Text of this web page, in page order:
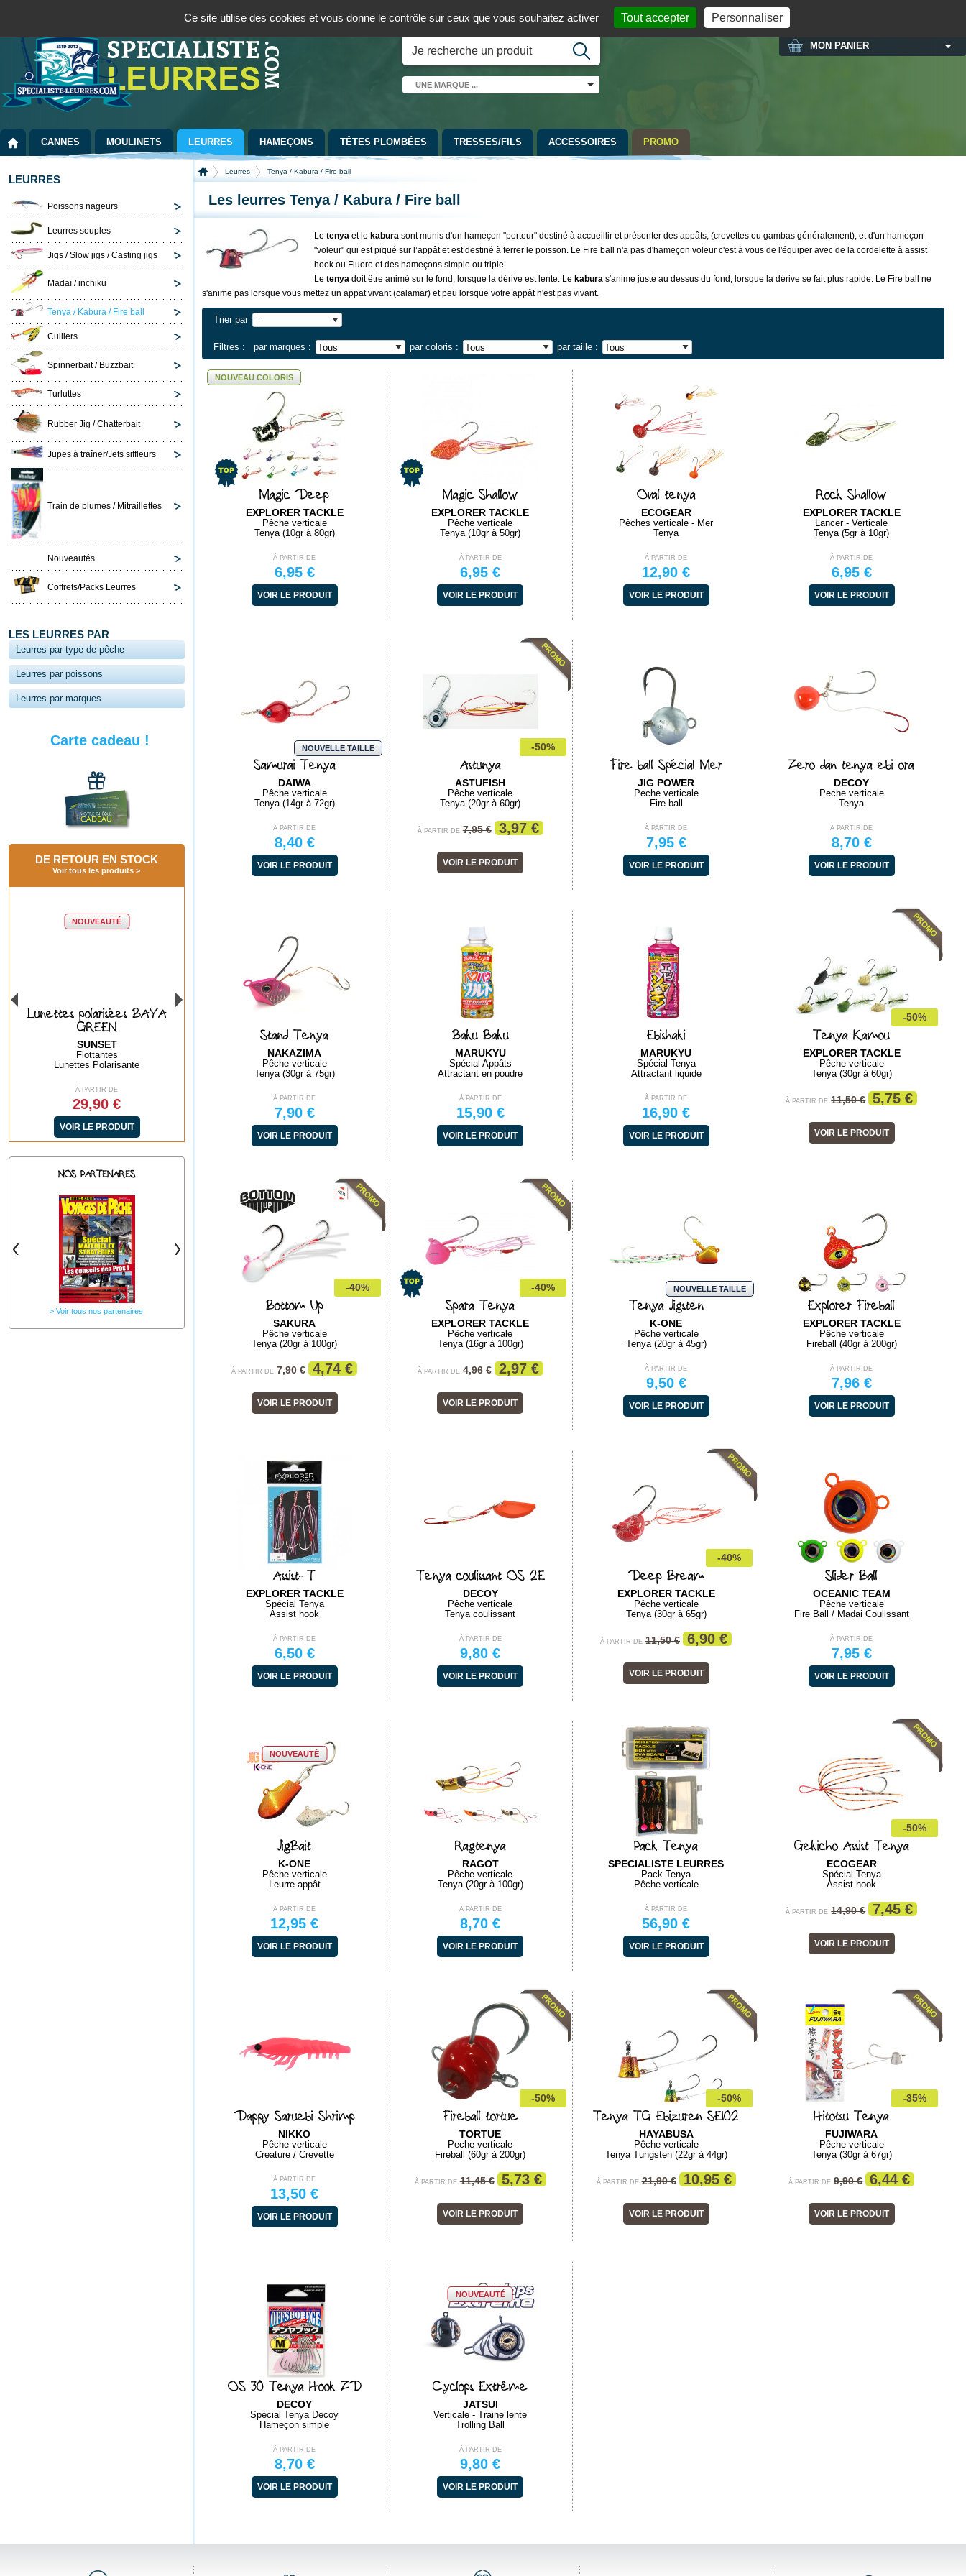
UNEMARQUE...
MON PANIER
CANNES MOULINETS LEURRES HAMEÇONS TÊTES PLOMBÉES TRESSES/FILS ACCESSOIRES PROMO
Leurres Tenya / Kabura / Fire ball
Les leurres Tenya / Kabura / Fire ball
Le tenyaet le kaburasont munis d'un hameçon "porteur" destiné à accueillir et présenter des appâts, (crevettes ou gambas généralement), et d'un hameçon
"voleur" qui est piqué sur l’appât et est destiné à ferrer le poisson. Le Fire ball n'a pas d'hameçon voleur c'est à vous de l'équiper avec de la cordelette à assist
hook ou Fluoro et des hameçons simple ou triple.
Le tenyadoit être animé sur le fond, lorsque la dérive est lente. Le kabura s'anime juste au dessus du fond, lorsque la dérive se fait plus rapide. Le Fire ball ne
s'anime pas lorsque vous mettez un appat vivant (calamar) et peu lorsque votre appât n'est pas vivant.
Trier par
Filtres : par marques : par coloris : par taille :
NOUVEAU COLORIS
Magic Deep
EXPLORER TACKLE
Pêche verticale
Tenya (10gr à 80gr)
À PARTIR DE
6,95 €
VOIR LE PRODUIT
Magic Shallow
EXPLORER TACKLE
Pêche verticale
Tenya (10gr à 50gr)
À PARTIR DE
6,95 €
VOIR LE PRODUIT
Oval tenya
ECOGEAR
Pêches verticale - Mer
Tenya
À PARTIR DE
12,90 €
VOIR LE PRODUIT
Rock Shallow
EXPLORER TACKLE
Lancer - Verticale
Tenya (5gr à 10gr)
À PARTIR DE
6,95 €
VOIR LE PRODUIT
NOUVELLE TAILLE
Samurai Tenya
DAIWA
Pêche verticale
Tenya (14gr à 72gr)
À PARTIR DE
8,40 €
VOIR LE PRODUIT
-50%
Astunya
ASTUFISH
Pêche verticale
Tenya (20gr à 60gr)
À PARTIR DE 7,95 € 3,97 €
VOIR LE PRODUIT
Fire ball Spécial Mer
JIG POWER
Peche verticale
Fire ball
À PARTIR DE
7,95 €
VOIR LE PRODUIT
Zero dan tenya ebi ora
DECOY
Peche verticale
Tenya
À PARTIR DE
8,70 €
VOIR LE PRODUIT
Stand Tenya
NAKAZIMA
Pêche verticale
Tenya (30gr à 75gr)
À PARTIR DE
7,90 €
VOIR LE PRODUIT
Baku Baku
MARUKYU
Spécial Appâts
Attractant en poudre
À PARTIR DE
15,90 €
VOIR LE PRODUIT
Ebishaki
MARUKYU
Spécial Tenya
Attractant liquide
À PARTIR DE
16,90 €
VOIR LE PRODUIT
-50%
Tenya Kamou
EXPLORER TACKLE
Pêche verticale
Tenya (30gr à 60gr)
À PARTIR DE 11,50 € 5,75 €
VOIR LE PRODUIT
-40%
Bottom Up
SAKURA
Pêche verticale
Tenya (20gr à 100gr)
À PARTIR DE 7,90 € 4,74 €
VOIR LE PRODUIT
-40%
Spara Tenya
EXPLORER TACKLE
Pêche verticale
Tenya (16gr à 100gr)
À PARTIR DE 4,96 € 2,97 €
VOIR LE PRODUIT
NOUVELLE TAILLE
Tenya Jigsten
K-ONE
Pêche verticale
Tenya (20gr à 45gr)
À PARTIR DE
9,50 €
VOIR LE PRODUIT
Explorer Fireball
EXPLORER TACKLE
Pêche verticale
Fireball (40gr à 200gr)
À PARTIR DE
7,96 €
VOIR LE PRODUIT
Assist-T
EXPLORER TACKLE
Spécial Tenya
Assist hook
À PARTIR DE
6,50 €
VOIR LE PRODUIT
Tenya coulissant OS 2E
DECOY
Pêche verticale
Tenya coulissant
À PARTIR DE
9,80 €
VOIR LE PRODUIT
-40%
Deep Bream
EXPLORER TACKLE
Pêche verticale
Tenya (30gr à 65gr)
À PARTIR DE 11,50 € 6,90 €
VOIR LE PRODUIT
Slider Ball
OCEANIC TEAM
Pêche verticale
Fire Ball / Madai Coulissant
À PARTIR DE
7,95 €
VOIR LE PRODUIT
NOUVEAUTÉ
JigBait
K-ONE
Pêche verticale
Leurre-appât
À PARTIR DE
12,95 €
VOIR LE PRODUIT
Ragtenya
RAGOT
Pêche verticale
Tenya (20gr à 100gr)
À PARTIR DE
8,70 €
VOIR LE PRODUIT
Pack Tenya
SPECIALISTE LEURRES
Pack Tenya
Pêche verticale
À PARTIR DE
56,90 €
VOIR LE PRODUIT
-50%
Gekicho Assist Tenya
ECOGEAR
Spécial Tenya
Assist hook
À PARTIR DE 14,90 € 7,45 €
VOIR LE PRODUIT
Dappy Saruebi Shrimp
NIKKO
Pêche verticale
Creature / Crevette
À PARTIR DE
13,50 €
VOIR LE PRODUIT
-50%
Fireball tortue
TORTUE
Peche verticale
Fireball (60gr à 200gr)
À PARTIR DE 11,45 € 5,73 €
VOIR LE PRODUIT
-50%
Tenya TG Ebizuren SE102
HAYABUSA
Pêche verticale
Tenya Tungsten (22gr à 44gr)
À PARTIR DE 21,90 € 10,95 €
VOIR LE PRODUIT
-35%
Hitotsu Tenya
FUJIWARA
Pêche verticale
Tenya (30gr à 67gr)
À PARTIR DE 9,90 € 6,44 €
VOIR LE PRODUIT
OS 30 Tenya Hook ZD
DECOY
Spécial Tenya Decoy
Hameçon simple
À PARTIR DE
8,70 €
VOIR LE PRODUIT
NOUVEAUTÉ
Cyclops Extrême
JATSUI
Verticale - Traine lente
Trolling Ball
À PARTIR DE
9,80 €
VOIR LE PRODUIT
LEURRES
Poissons nageurs
Leurres souples
Jigs / Slow jigs / Casting jigs
Madaï / inchiku
Tenya / Kabura / Fire ball
Cuillers
Spinnerbait / Buzzbait
Turluttes
Rubber Jig / Chatterbait
Jupes à traîner/Jets siffleurs
Train de plumes / Mitraillettes
Nouveautés
Coffrets/Packs Leurres
LES LEURRES PAR
Leurres par type de pêche
Leurres par poissons
Leurres par marques
Carte cadeau !
DE RETOUR EN STOCK
Voir tous les produits
NOUVEAUTÉ
Lunettes polarisées BAYA
GREEN
SUNSET
Flottantes
Lunettes Polarisante
À PARTIR DE
29,90 €
VOIR LE PRODUIT
Lunettes polarisées BAYA
ICE BLUE
Flottantes
Lunettes Polarisante
29,90 €
VOIR LE PRODUIT
D'Squid 120/160 Pro
Spécial 3 Turluttes
Bas de ligne montés
VOIR LE PRODUIT
Set Samuraï Sabiki Jigging
Avec Casting jig
Mitraillette Sabiki
À PARTIR DE
12,50 €
VOIR LE PRODUIT
BG Monocoque ARK 2020
Pêches Médium / Fortes
Black Minnow
Lancer ou verticale
9,90 €
VOIR LE PRODUIT
NOS PARTENAIRES
Voir tous nos partenaires
Ce site utilise des cookies et vous donne le contrôle sur ceux que vous souhaitez activer
Tout accepter Personnaliser